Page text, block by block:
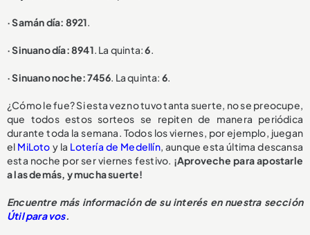
· Samán día: 8921
· Sinuano día: 8941 . La quinta:6
· Sinuano noche: 7456 . La quinta: 6
¿Cómo le fue? Si esta vez no tuvo tanta suerte, no se preocupe,
que todos estos sorteos se repiten de manera periódica
durante toda la semana. Todos los viernes, por ejemplo, juegan
el MiLoto y la Lotería de Medellín, aunque esta última descansa
esta noche por ser viernes festivo. ¡Aproveche para apostarle
a las demás, y mucha suerte!
Encuentre más información de su interés en nuestra sección
Útil para vos.